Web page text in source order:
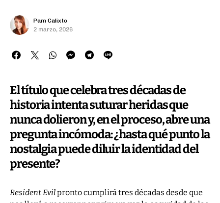
Pam Calixto
2 marzo, 2026
El título que celebra tres décadas de
historia intenta suturar heridas que
nunca dolieron y, en el proceso, abre una
pregunta incómoda: ¿hasta qué punto la
nostalgia puede diluir la identidad del
presente?
Resident Evilpronto cumplirá tres décadas desde que